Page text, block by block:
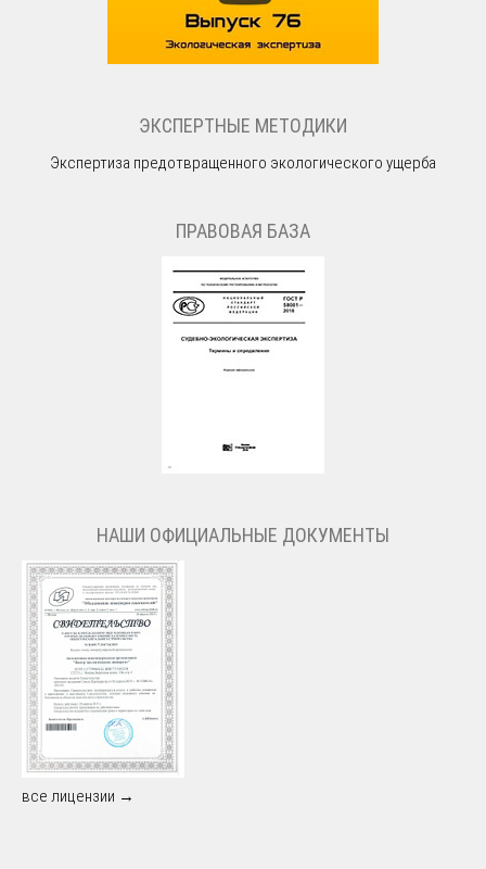
ЭКСПЕРТНЫЕ МЕТОДИКИ
Экспертиза предотвращенного экологического ущерба
ПРАВОВАЯ БАЗА
НАШИ ОФИЦИАЛЬНЫЕ ДОКУМЕНТЫ
все лицензии →